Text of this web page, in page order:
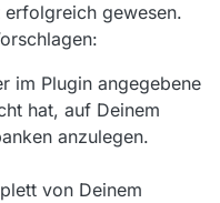
gewesen.
im Plugin angegebene
hat, auf Deinem
anzulegen.
von Deinem